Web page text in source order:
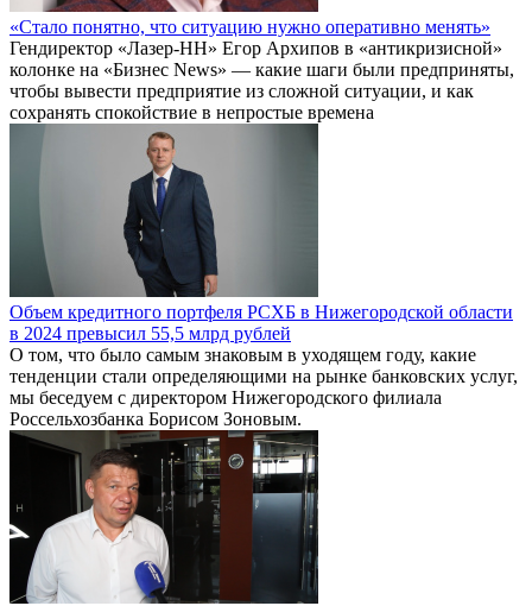
«Стало понятно, что ситуацию нужно оперативно менять»
Гендиректор «Лазер-НН» Егор Архипов в «антикризисной»
колонке на «Бизнес News» — какие шаги были предприняты,
чтобы вывести предприятие из сложной ситуации, и как
сохранять спокойствие в непростые времена
Объем кредитного портфеля РСХБ в Нижегородской области
в 2024 превысил 55,5 млрд рублей
О том, что было самым знаковым в уходящем году, какие
тенденции стали определяющими на рынке банковских услуг,
мы беседуем с директором Нижегородского филиала
Россельхозбанка Борисом Зоновым.